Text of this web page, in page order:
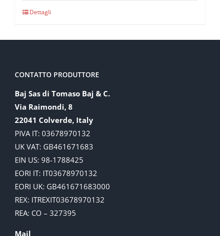
Dettagli
CONTATTO PRODUTTORE
Baj Sas di Tomaso Baj & C.
Via Raimondi, 8
22041 Colverde, Italy
PIVA IT: 03678970132
UK VAT: GB461671683
EIN US: 98-1788425
EORI IT: IT03678970132
EORI UK: GB461671683000
REX: ITREXIT03678970132
REA: CO – 327395
Mail